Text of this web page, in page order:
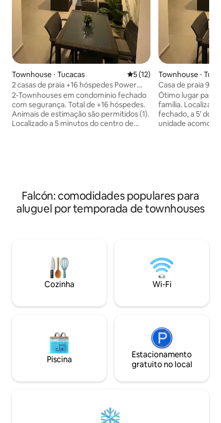
Townhouse ⋅ Tucacas 5 de uma avaliação média
5 (12)
2 casas de praia +16 hóspedes Power
Gen Wi-Fi
2-Townhouses em condomínio fechado
com segurança. Total de +16 hóspedes.
Animais de estimação são permitidos (1).
Localizado a 5 minutos do centro de
também são alugadas individualmente.
Passeios de barco para “Los Cayos”
também podem ser adicionados. Entre
em contato com o anfitrião para obter
Townhouse ⋅
Casa de praia 9
energia Wifi
Ótimo lugar para
família.
fechado, a 5’ do
unidade
vindo com um
3 casas a mais no
Falcón: comodidades populares para
aluguel por temporada de townhouses
Cozinha Wi-Fi
Piscina
Estacionamento
gratuito no local